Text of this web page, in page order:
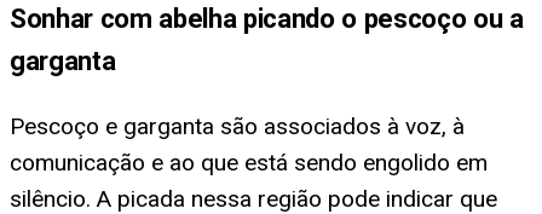
Sonhar com abelha picando o pescoço ou a
garganta
Pescoço e garganta são associados à voz, à
comunicação e ao que está sendo engolido em
silêncio. A picada nessa região pode indicar que